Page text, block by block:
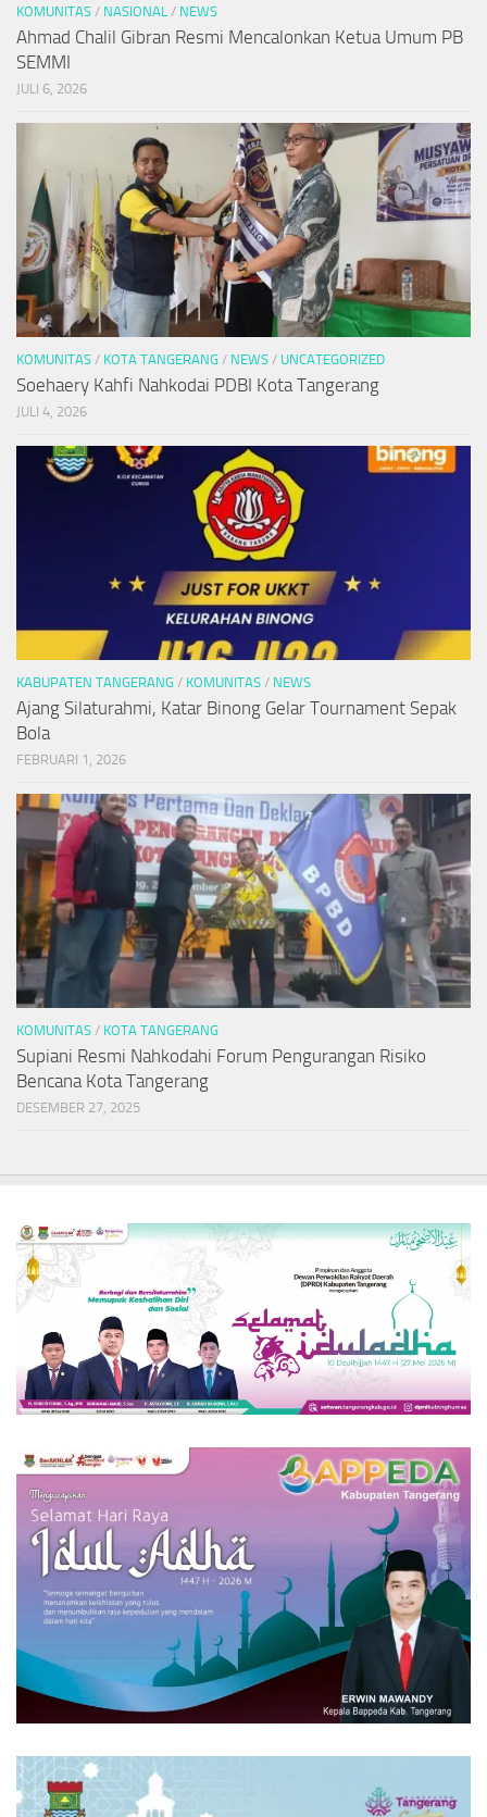
KOMUNITAS / NASIONAL / NEWS
Ahmad Chalil Gibran Resmi Mencalonkan Ketua Umum PB
SEMMI
JULI 6, 2026
KOMUNITAS / KOTA TANGERANG / NEWS / UNCATEGORIZED
Soehaery Kahfi Nahkodai PDBI Kota Tangerang
JULI 4, 2026
KABUPATEN TANGERANG / KOMUNITAS / NEWS
Ajang Silaturahmi, Katar Binong Gelar Tournament Sepak
Bola
FEBRUARI 1, 2026
KOMUNITAS / KOTA TANGERANG
Supiani Resmi Nahkodahi Forum Pengurangan Risiko
Bencana Kota Tangerang
DESEMBER 27, 2025